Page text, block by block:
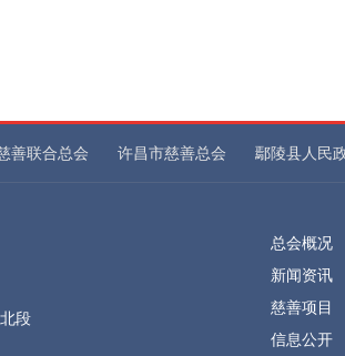
善联合总会 许昌市慈善总会 鄢陵县人民
段
总会概况
新闻资讯
慈善项目
信息公开